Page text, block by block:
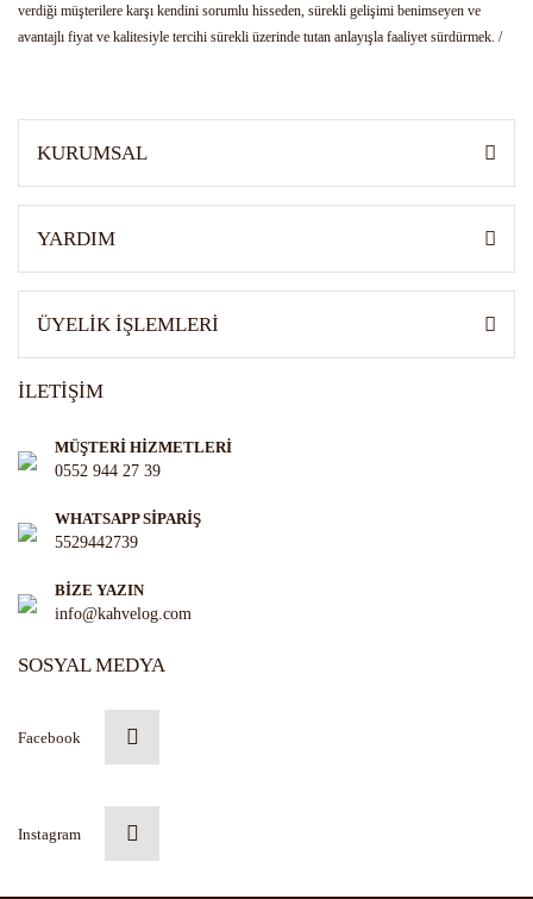
verdiği müşterilere karşı kendini sorumlu hisseden, sürekli gelişimi benimseyen ve
avantajlı fiyat ve kalitesiyle tercihi sürekli üzerinde tutan anlayışla faaliyet sürdürmek. /
kurum olarak tanınmak.
KURUMSAL
YARDIM
ÜYELİK İŞLEMLERİ
İLETİŞİM
MÜŞTERİ HİZMETLERİ
0552 944 27 39
WHATSAPP SİPARİŞ
5529442739
BİZE YAZIN
info@kahvelog.com
SOSYAL MEDYA
Facebook
Instagram